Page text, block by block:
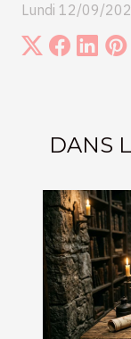
Lundi 12/09/
DANS